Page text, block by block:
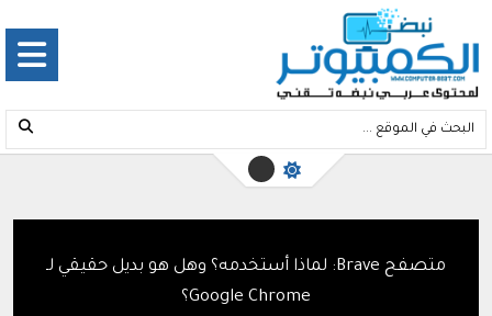
متصفح Brave: لماذا أستخدمه؟ وهل هو بديل حقيقي لـ
Google Chrome؟